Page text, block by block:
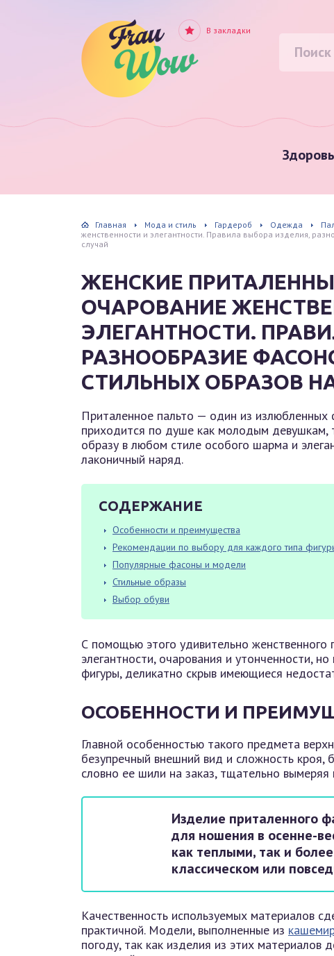
В закладки
Главная Мода и стиль Гардероб Одежда
женственности и элегантности. Правила выбора изделия,
случай
ЖЕНСКИЕ
ОЧАРОВАНИЕ
ЭЛЕГАНТНОСТИ.
РАЗНООБРАЗИЕ
СТИЛЬНЫХ ОБРАЗОВ
Приталенное пальто — один из
приходится по душе как молодым
образу в любом стиле особого шарма и
лаконичный наряд.
СОДЕРЖАНИЕ
Особенности и преимущества
Рекомендации по выбору для каждого типа
Популярные фасоны и модели
Стильные образы
Выбор обуви
С помощью этого удивительно
элегантности, очарования и утонченности,
фигуры, деликатно скрыв имеющиеся
ОСОБЕННОСТИ И
Главной особенностью такого предмета
безупречный внешний вид и сложность кроя,
словно ее шили на заказ, тщательно
Изделие приталенного
для ношения в осенне-
как теплыми, так и
классическом или
Качественность используемых материалов
практичной. Модели, выполненные из
погоду, так как изделия из этих